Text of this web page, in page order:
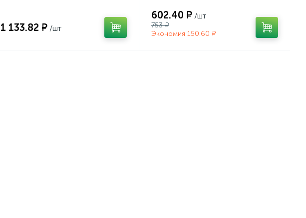
1 133.82 ₽ /шт
602.40 ₽ /шт
753 ₽
Экономия 150.60 ₽